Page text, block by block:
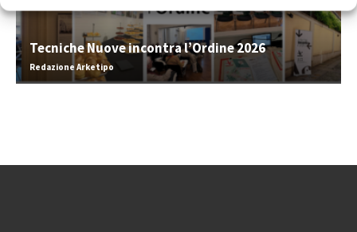
Tecniche Nuove incontra l’Ordine 2026
Redazione Arketipo